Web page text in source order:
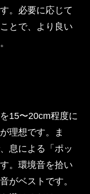
。必要に応じて
とで、より良い
15〜20cm程度に
理想です。ま
息による「ポッ
。環境音を拾い
がベストです。